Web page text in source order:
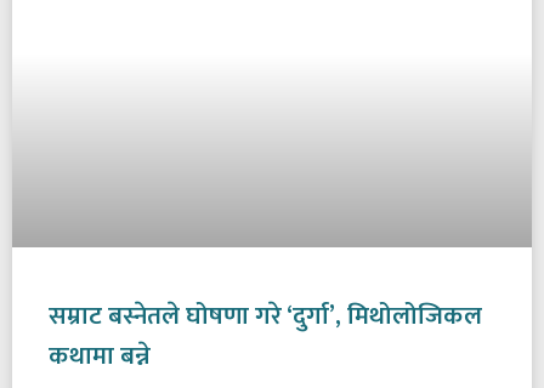
सम्राट बस्नेतले घोषणा गरे ‘दुर्गा’, मिथोलोजिकल
कथामा बन्ने